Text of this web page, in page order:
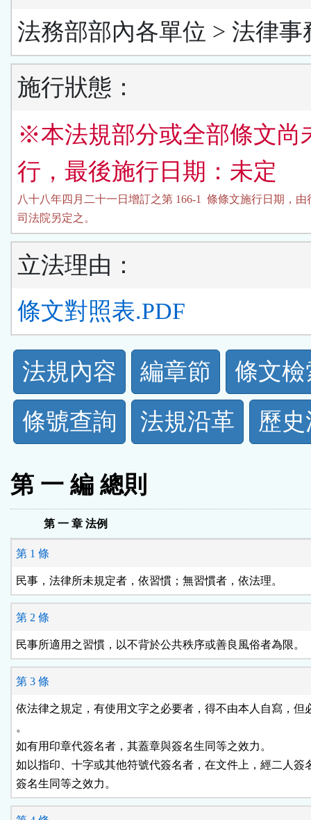
法務部部內各單位 > 法律事
施行狀態：
※本法規部分或全部條文尚
行，最後施行日期：未定
八十八年四月二十一日增訂之第 166-1  條條文施行日期，由
司法院另定之。
立法理由：
條文對照表.PDF
法
規
功
能
按
鈕
區
法規內容 編章節
條文檢
條號查詢
法規沿革 歷
第 一 編 總則
第 一 章 法例
第 1 條
民事，法律所未規定者，依習慣；無習慣者，依法理。
第 2 條
民事所適用之習慣，以不背於公共秩序或善良風俗者為限。
第 3 條
依法律之規定，有使用文字之必要者，得不由本人自寫，但
。
如有用印章代簽名者，其蓋章與簽名生同等之效力。
如以指印、十字或其他符號代簽名者，在文件上，經二人簽
簽名生同等之效力。